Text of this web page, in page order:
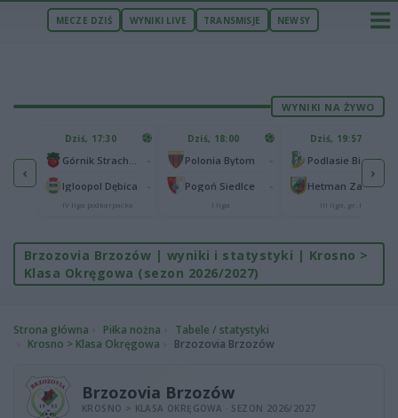
MECZE DZIŚ WYNIKI LIVE TRANSMISJE NEWSY
WYNIKI NA ŻYWO
‹
65
25
Dziś, 17:30
Igloopol Dębica
IV liga podkarpacka
Dziś, 18:00
Polonia Bytom
Pogoń Siedlce
I liga
Dziś, 19:57
Podlasie Biała Podlaska
Hetman Zamość
III liga, gr. IV
›
Brzozovia Brzozów | wyniki i statystyki | Krosno >
Klasa Okręgowa (sezon 2026/2027)
Strona główna Piłka nożna
Tabele / statystyki
Krosno > Klasa Okręgowa
Brzozovia Brzozów
Brzozovia Brzozów
KROSNO > KLASA OKRĘGOWA · SEZON 2026/2027